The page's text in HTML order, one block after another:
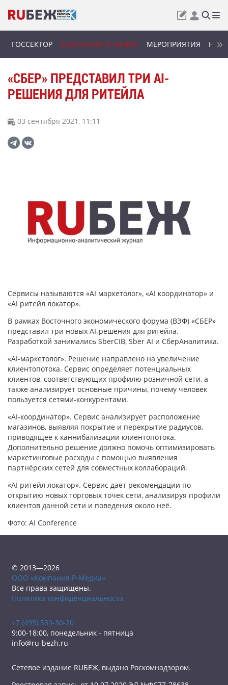
ГОССЕКТОР КОМПАНИИ И РЫНКИ МЕРОПРИЯТИЯ
«СБЕР» ПРЕДСТАВИЛ ТРИ AI-
РЕШЕНИЯ ДЛЯ РИТЕЙЛА
03 сентября 2021, 11:11
Сервисы называются «AI маркетолог», «AI координатор» и
«AI ритейл локатор».
В рамках Восточного экономического форума (ВЭФ) «СБЕР»
представил три новых AI-решения для ритейла.
Разработкой занимались SberCIB, Sber AI и СберАналитика.
«AI-маркетолог». Решение направлено на увеличение
клиентопотока. Сервис определяет потенциальных
клиентов, соответствующих профилю розничной сети, а
также анализирует основные причины, почему человек
пользуется сетями-конкурентами.
«AI-координатор». Сервис анализирует расположение
магазинов, выявляя покрытие и перекрытие радиусов,
приводящее к каннибализации клиентопотока.
Дополнительно решение должно помочь оптимизировать
маркетинговые расходы с помощью выявления
партнёрских сетей для совместных коллабораций.
«AI ритейл локатор». Сервис даёт рекомендации по
открытию новых торговых точек сети, анализируя профили
клиентов данной сети и поведения около неё.
Фото: AI Conference
© 2013—2026
ООО «Компания Р-Медиа»
Все права защищены.
Политика конфиденциальности
+7 (495) 539-30-20
9:00-18:00, понедельник - пятница
info@ru-bezh.ru
Сетевое издание RUБЕЖ, выдано Роскомнадзором.